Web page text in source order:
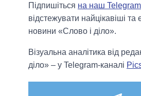
Підпишіться на наш
відстежувати найцікавіші та
новини «Слово і діло».
Візуальна аналітика від
діло» – у Telegram-каналі